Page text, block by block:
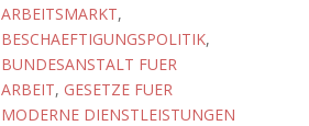
ARBEITSMARKT,
BESCHAEFTIGUNGSPOLITIK,
BUNDESANSTALT FUER
ARBEIT, GESETZE FUER
MODERNE DIENSTLEISTUNGEN